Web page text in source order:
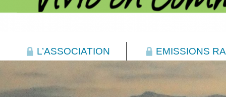
L’ASSOCIATION EMISSIONS